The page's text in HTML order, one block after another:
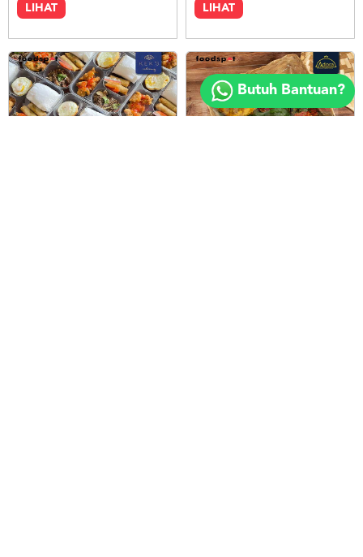
Copyright
2018
FOODSPOT.CO.ID
LIHAT LIHAT
Butuh Bantuan?